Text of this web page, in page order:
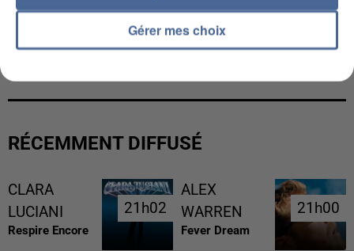
UNE TOURISTE DE L’OISE EMPORTÉE PAR UNE
RÉCEMMENT DIFFUSÉ
CLARA
LUCIANI
Respire Encore
21h02
21h02
ALEX
WARREN
Fever Dream
21h00
21h00
Gérer mes choix